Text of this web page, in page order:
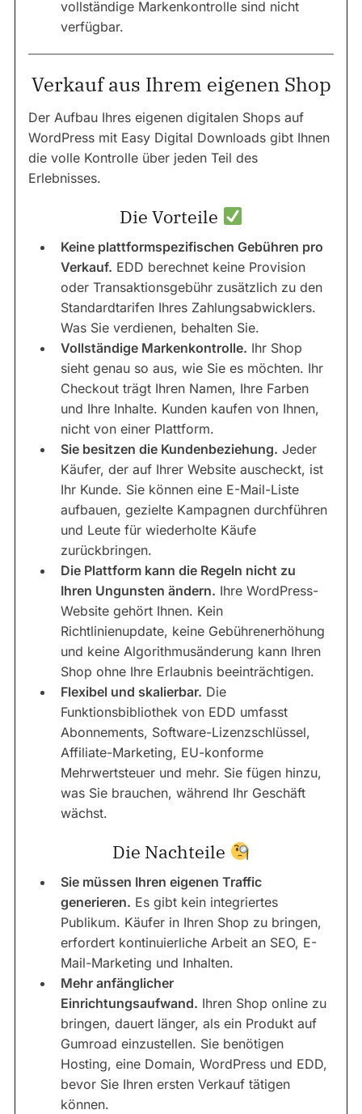
vollständige Markenkontrolle sind nicht
verfügbar.
Verkauf aus Ihrem eigenen Shop
Der Aufbau Ihres eigenen digitalen Shops auf
WordPress mit Easy Digital Downloads gibt Ihnen
die volle Kontrolle über jeden Teil des
Erlebnisses.
Die Vorteile
Keine plattformspezifischen Gebühren pro
Verkauf. EDD berechnet keine Provision
oder Transaktionsgebühr zusätzlich zu den
Standardtarifen Ihres Zahlungsabwicklers.
Was Sie verdienen, behalten Sie.
Vollständige Markenkontrolle. Ihr Shop
sieht genau so aus, wie Sie es möchten. Ihr
Checkout trägt Ihren Namen, Ihre Farben
und Ihre Inhalte. Kunden kaufen von Ihnen,
nicht von einer Plattform.
Sie besitzen die Kundenbeziehung. Jeder
Käufer, der auf Ihrer Website auscheckt, ist
Ihr Kunde. Sie können eine E-Mail-Liste
aufbauen, gezielte Kampagnen durchführen
und Leute für wiederholte Käufe
zurückbringen.
Die Plattform kann die Regeln nicht zu
Ihren Ungunsten ändern. Ihre WordPress-
Website gehört Ihnen. Kein
Richtlinienupdate, keine Gebührenerhöhung
und keine Algorithmusänderung kann Ihren
Shop ohne Ihre Erlaubnis beeinträchtigen.
Flexibel und skalierbar. Die
Funktionsbibliothek von EDD umfasst
Abonnements, Software-Lizenzschlüssel,
Affiliate-Marketing, EU-konforme
Mehrwertsteuer und mehr. Sie fügen hinzu,
was Sie brauchen, während Ihr Geschäft
wächst.
Die Nachteile
Sie müssen Ihren eigenen Traffic
generieren. Es gibt kein integriertes
Publikum. Käufer in Ihren Shop zu bringen,
erfordert kontinuierliche Arbeit an SEO, E-
Mail-Marketing und Inhalten.
Mehr anfänglicher
Einrichtungsaufwand. Ihren Shop online zu
bringen, dauert länger, als ein Produkt auf
Gumroad einzustellen. Sie benötigen
Hosting, eine Domain, WordPress und EDD,
bevor Sie Ihren ersten Verkauf tätigen
können.